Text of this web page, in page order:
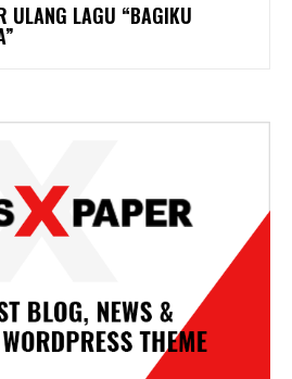
ULANG LAGU “BAGIKU